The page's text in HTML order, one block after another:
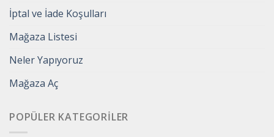
İptal ve İade Koşulları
Mağaza Listesi
Neler Yapıyoruz
Mağaza Aç
POPÜLER KATEGORILER